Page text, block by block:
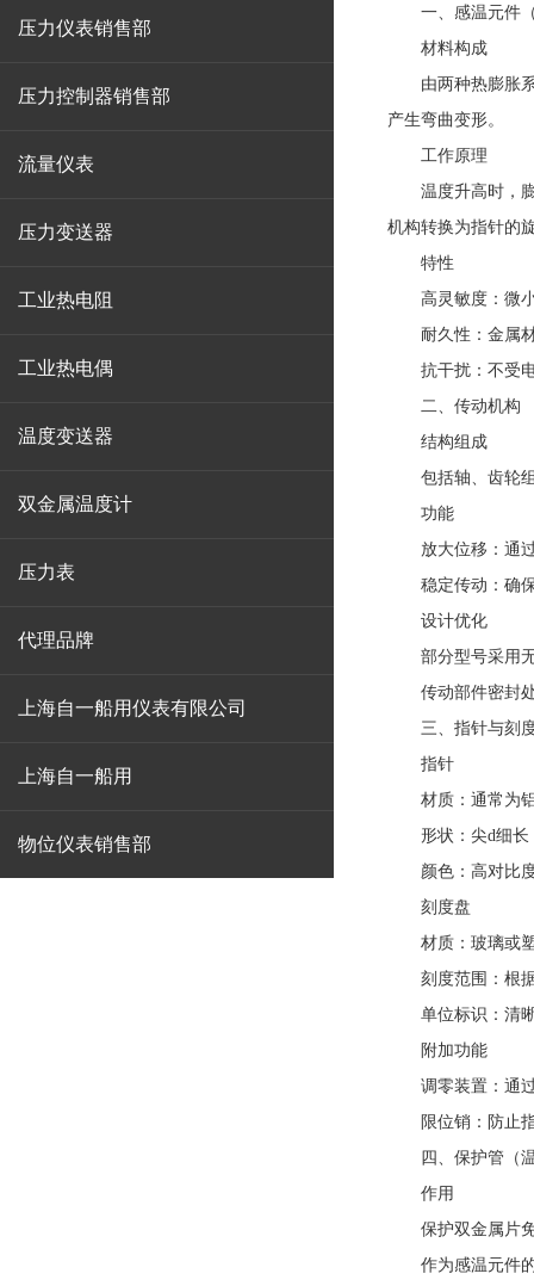
压力仪表销售部
压力控制器销售部
流量仪表
压力变送器
工业热电阻
工业热电偶
温度变送器
双金属温度计
压力表
代理品牌
上海自一船用仪表有限公司
上海自一船用
物位仪表销售部
一、感温元件（
材料构成
由两种热膨胀系
产生弯曲变形。
工作原理
温度升高时，膨
机构转换为指针的
特性
高灵敏度：微小
耐久性：金属材
抗干扰：不受电
二、传动机构
结构组成
包括轴、齿轮组
功能
放大位移：通过
稳定传动：确保
设计优化
部分型号采用无
传动部件密封处
三、指针与刻
指针
材质：通常为铝
形状：尖d细长
颜色：高对比度
刻度盘
材质：玻璃或塑
刻度范围：根据
单位标识：清晰
附加功能
调零装置：通过
限位销：防止指
四、保护管（
作用
保护双金属片免
作为感温元件的